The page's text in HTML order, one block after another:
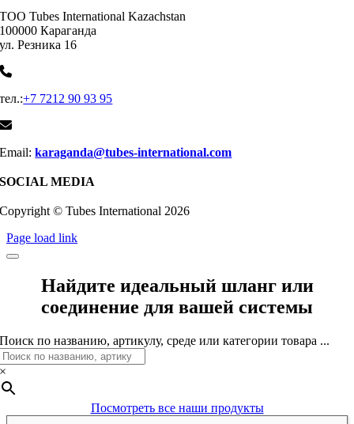
ТОО Tubes International Kazachstan
100000 Караганда
ул. Резника 16
тел.:+7 7212 90 93 95
Email:karaganda@tubes-international.com
SOCIAL MEDIA
Copyright © Tubes International 2026
Page load link
Найдите идеальный шланг или
соединение для вашей системы
Поиск по названию, артикулу, среде или категории товара ...
×
Посмотреть все наши продукты